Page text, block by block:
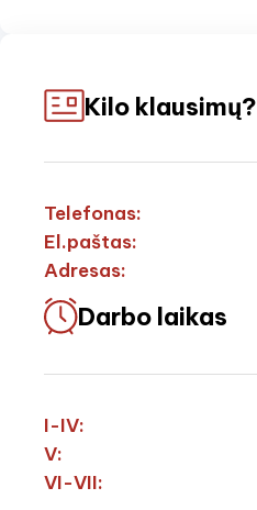
Kilo klausimų?
Telefonas:
El.paštas:
Adresas:
Darbo laikas
I-IV:
V:
VI-VII: